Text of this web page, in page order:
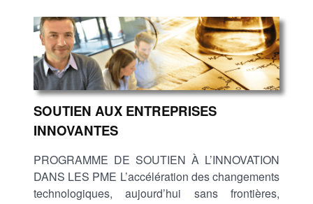
SOUTIEN AUX ENTREPRISES
INNOVANTES
PROGRAMME DE SOUTIEN À L’INNOVATION
DANS LES PME L’accélération des changements
technologiques, aujourd’hui sans frontières,